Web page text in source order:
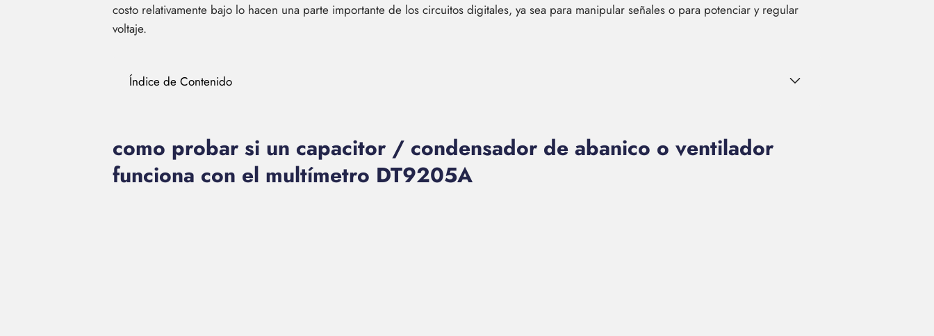
costo relativamente bajo lo hacen una parte importante de los circuitos digitales, ya sea para manipular señales o para potenciar y regular
voltaje.
Índice de Contenido
como probar si un capacitor / condensador de abanico o ventilador
funciona con el multímetro DT9205A